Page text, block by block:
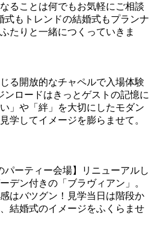
ることは何でもお気軽にご相談
式もトレンドの結婚式もプランナ
たりと一緒につくっていきま
る開放的なチャペルで入場体験
ンロードはきっとゲストの記憶に
」や「絆」を大切にしたモダン
学してイメージを膨らませて。
パーティー会場】リニューアルし
デン付きの「ブラヴィアン」。
はバツグン！見学当日は階段か
結婚式のイメージをふくらませ